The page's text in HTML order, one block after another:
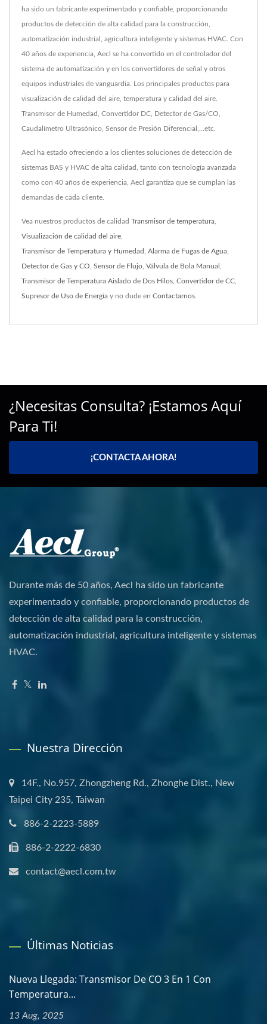
ha sido un fabricante experimentado y confiable, proporcionando
productos de detección de alta calidad para la construcción,
automatización industrial, agricultura inteligente y sistemas HVAC. Con
40 años de experiencia, Aecl se ha convertido en el controlador del
sistema de automatización y en los convertidores de señal y otros
equipos industriales de vanguardia. Los principales productos para
visualización de calidad del aire, temperatura y calidad del aire.
Transmisor de Humedad, Convertidor DC, Detector de Gas/CO,
Caudalímetro Ultrasónico, Sensor de Presión Diferencial,…etc.
Aecl ha estado ofreciendo a los clientes soluciones de detección de
sistemas BAS y HVAC de alta calidad, tanto con tecnología avanzada
como con 40 años de experiencia, Aecl garantiza que se cumplan las
demandas de cada cliente.
Vea nuestros productos de calidad Transmisor de temperatura
Visualización de calidad del aire
Transmisor de Temperatura y Humedad Alarma de Fugas de Agua
Detector de Gas y CO Sensor de Flujo Válvula de Bola Manual
Transmisor de Temperatura Aislado de Dos Hilos Convertidor de CC
Supresor de Uso de Energía y no dude en Contactarnos
¿Necesitas Consulta? ¡Estamos Aquí
Para Ti!
¡CONTACTA AHORA!
Durante más de 50 años, Aecl ha sido un fabricante
experimentado y confiable, proporcionando productos de
detección de alta calidad para la construcción,
automatización industrial, agricultura inteligente y sistemas
HVAC.
Nuestra Dirección
14F., No.957, Zhongzheng Rd., Zhonghe Dist., New
Taipei City 235, Taiwan
886-2-2223-5889
886-2-2222-6830
contact@aecl.com.tw
Últimas Noticias
Nueva Llegada: Transmisor De CO 3 En 1 Con
Temperatura...
13 Aug, 2025